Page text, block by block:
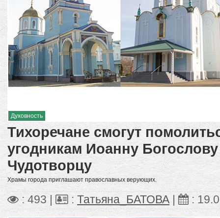
Духовность
Тихоречане смогут
угодникам Иоанну
Чудотворцу
Храмы города приглашают православных верующих.
: 493 | : Татьяна_БАТОВА :